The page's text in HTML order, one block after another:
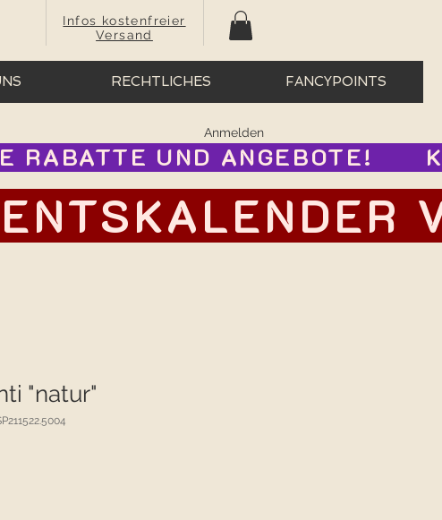
Infos kostenfreier
Versand
RECHTLICHES FANCYPOINTS
Anmelden
RABATTE UND ANGEBOTE!
"natur"